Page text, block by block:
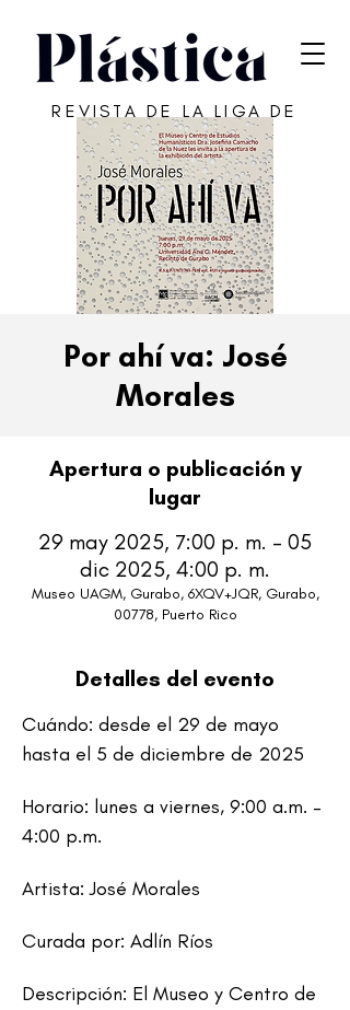
REVISTA DE LA LIGA DE
ARTE DE SAN JUAN
Por ahí va: José
Morales
Apertura o publicación y
lugar
29 may 2025, 7:00 p. m. – 05
dic 2025, 4:00 p. m.
Museo UAGM, Gurabo, 6XQV+JQR, Gurabo,
00778, Puerto Rico
Detalles del evento
Cuándo: desde el 29 de mayo
hasta el 5 de diciembre de 2025
Horario: lunes a viernes, 9:00 a.m. –
4:00 p.m.
Artista: José Morales
Curada por: Adlín Ríos
Descripción: El Museo y Centro de